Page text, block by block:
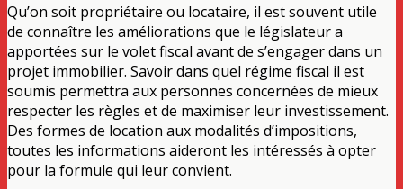
Qu’on soit propriétaire ou locataire, il est souvent utile
de connaître les améliorations que le législateur a
apportées sur le volet fiscal avant de s’engager dans un
projet immobilier. Savoir dans quel régime fiscal il est
soumis permettra aux personnes concernées de mieux
respecter les règles et de maximiser leur investissement.
Des formes de location aux modalités d’impositions,
toutes les informations aideront les intéressés à opter
pour la formule qui leur convient.